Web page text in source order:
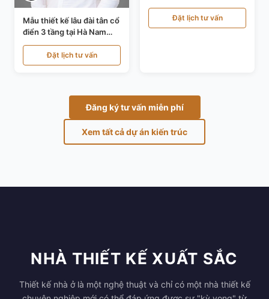
Mẫu thiết kế lâu đài tân cổ
điển 3 tầng tại Hà Nam
KT24821
Đặt lịch tư vấn
700m² tại Đà Nẵng
KT24616Đặt lịch tư vấn
Đăng ký tư vấn miễn phí
Xem tất cả dự án kiến trúc
NHÀ THIẾT KẾ XUẤT SẮC
Thiết kế nhà ở là một nghệ thuật và chỉ có một nhà thiết kế